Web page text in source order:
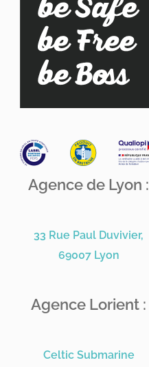
Agence de Lyon :
33 Rue Paul Duvivier,
69007 Lyon
Agence Lorient :
Celtic Submarine